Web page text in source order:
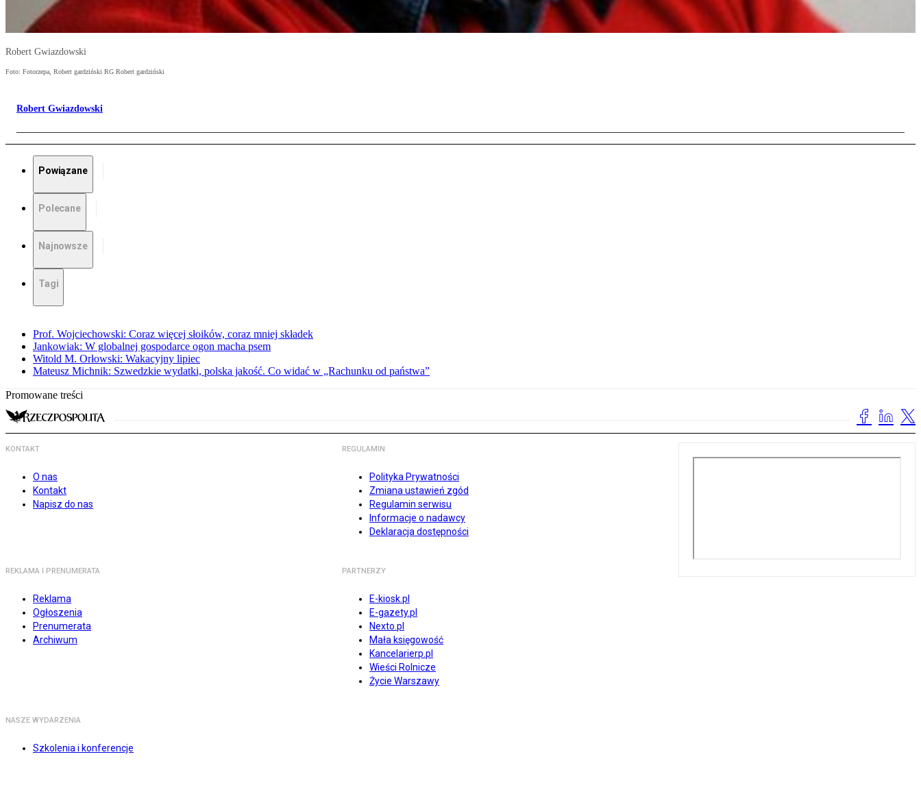
Robert Gwiazdowski
Foto: Fotorzepa, Robert gardziński RG Robert gardziński
Robert Gwiazdowski
Powiązane
Polecane
Najnowsze
Tagi
Prof. Wojciechowski: Coraz więcej słoików, coraz mniej składek
Jankowiak: W globalnej gospodarce ogon macha psem
Witold M. Orłowski: Wakacyjny lipiec
Mateusz Michnik: Szwedzkie wydatki, polska jakość. Co widać w „Rachunku od państwa”
Promowane treści
KONTAKT
O nas
Kontakt
Napisz do nas
REGULAMIN
Polityka Prywatności
Zmiana ustawień zgód
Regulamin serwisu
Informacje o nadawcy
Deklaracja dostępności
REKLAMA I PRENUMERATA
Reklama
Ogłoszenia
Prenumerata
Archiwum
PARTNERZY
E-kiosk.pl
E-gazety.pl
Nexto.pl
Mała księgowość
Kancelarierp.pl
Wieści Rolnicze
Życie Warszawy
NASZE WYDARZENIA
Szkolenia i konferencje